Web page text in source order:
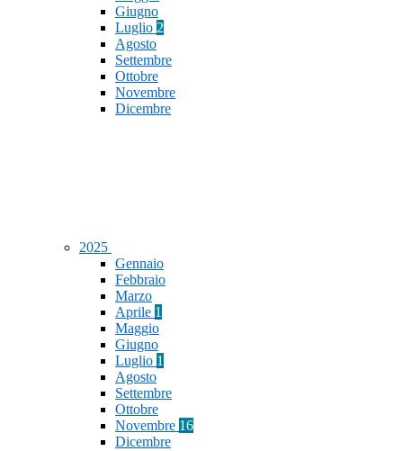
Giugno
Luglio 2
Agosto
Settembre
Ottobre
Novembre
Dicembre
2025
Gennaio
Febbraio
Marzo
Aprile 1
Maggio
Giugno
Luglio 1
Agosto
Settembre
Ottobre
Novembre 16
Dicembre